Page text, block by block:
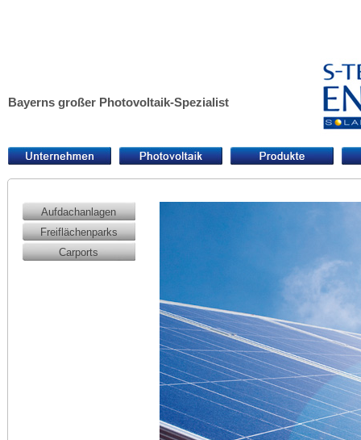
Bayerns großer Photovoltaik-Spezialist
Aufdachanlagen
Freiflächenparks
Carports